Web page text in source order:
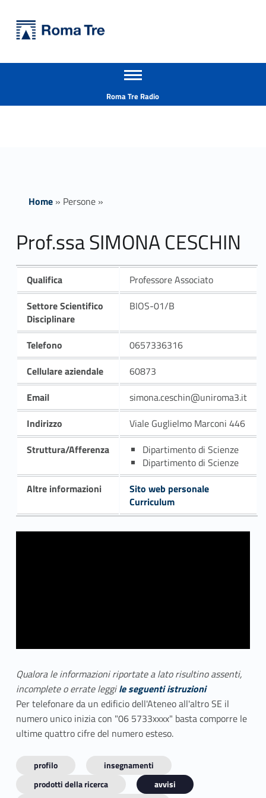
Prof.ssa SIMONA CESCHIN - Università Roma Tre
Apri il menu secondario
Roma Tre Radio
Home» Persone»
Prof.ssa SIMONA CESCHIN
Qualifica
Professore Associato
Settore Scientifico
Disciplinare
BIOS-01/B
Telefono
0657336316
Cellulare aziendale
60873
Email
simona.ceschin@uniroma3.it
Indirizzo
Viale Guglielmo Marconi 446
Struttura/Afferenza
Dipartimento di Scienze
Dipartimento di Scienze
Altre informazioni
Sito web personale
Curriculum
Qualora le informazioni riportate a lato risultino assenti,
incomplete o errate leggile seguenti istruzioni
Per telefonare da un edificio dell'Ateneo all'altro SE il
numero unico inizia con "06 5733xxxx" basta comporre le
ultime quattro cifre del numero esteso.
profilo
insegnamenti
prodotti della ricerca
avvisi